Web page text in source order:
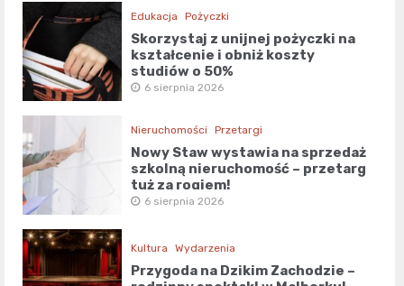
Edukacja Pożyczki
Skorzystaj z unijnej pożyczki na
kształcenie i obniż koszty
studiów o 50%
6 sierpnia 2026
Nieruchomości Przetargi
Nowy Staw wystawia na sprzedaż
szkolną nieruchomość – przetarg
tuż za rogiem!
6 sierpnia 2026
Kultura Wydarzenia
Przygoda na Dzikim Zachodzie –